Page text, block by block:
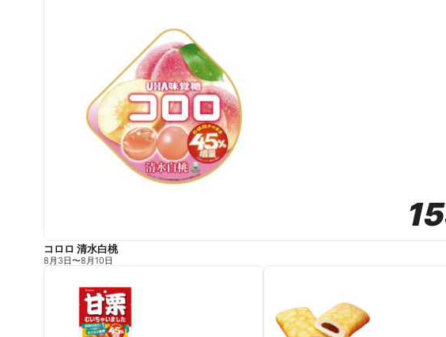
コロロ 清水白桃
8月3日〜8月10日